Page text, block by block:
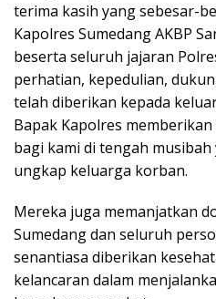
terima kasih yang sebesar-
Kapolres Sumedang AKBP
beserta seluruh jajaran
perhatian, kepedulian,
telah diberikan kepada
Bapak Kapolres
bagi kami di tengah musibah
ungkap keluarga korban.
Mereka juga memanjatkan
Sumedang dan seluruh
senantiasa diberikan
kelancaran dalam